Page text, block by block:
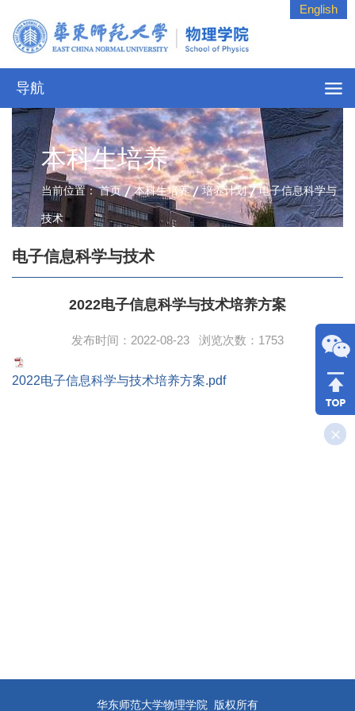
English
导航
本科生培养
当前位置：首页 本科生培养 培养计划 电子信息科学与
技术
电子信息科学与技术
2022电子信息科学与技术培养方案
发布时间：2022-08-23 浏览次数： 1753
2022电子信息科学与技术培养方案.pdf
华东师范大学物理学院 版权所有